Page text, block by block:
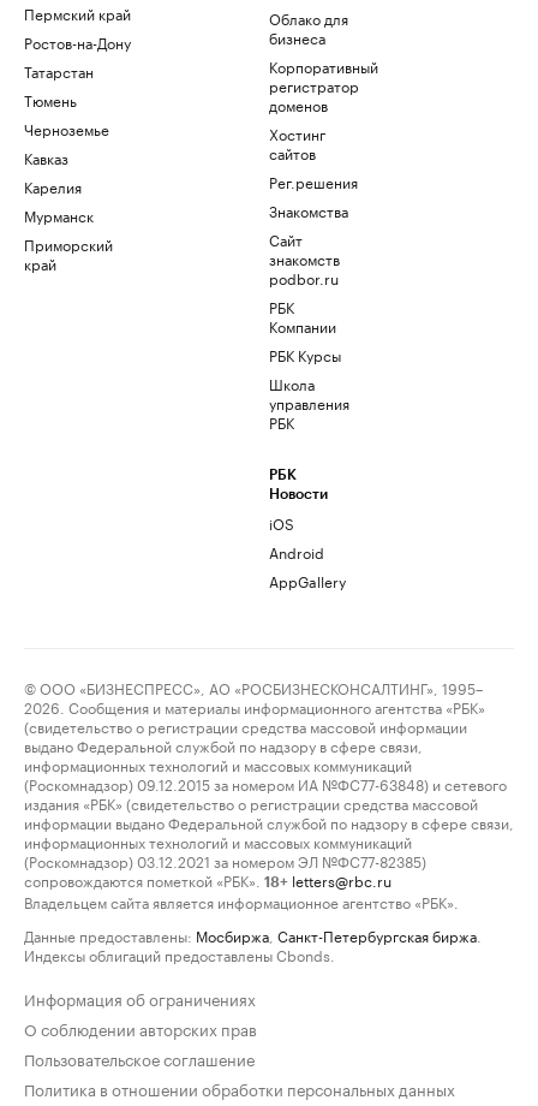
Пермский край
Ростов-на-Дону
Татарстан
Тюмень
Черноземье
Кавказ
Карелия
Мурманск
Приморский
край
Облако для
бизнеса
Корпоративный
регистратор
доменов
Хостинг
сайтов
Рег.решения
Знакомства
Сайт
знакомств
podbor.ru
РБК
Компании
РБК Курсы
Школа
управления
РБК
РБК
Новости
iOS
Android
AppGallery
© ООО «БИЗНЕСПРЕСС», АО «РОСБИЗНЕСКОНСАЛТИНГ», 1995–
2026. Сообщения и материалы информационного агентства «РБК»
(свидетельство о регистрации средства массовой информации
выдано Федеральной службой по надзору в сфере связи,
информационных технологий и массовых коммуникаций
(Роскомнадзор) 09.12.2015 за номером ИА №ФС77-63848) и сетевого
издания «РБК» (свидетельство о регистрации средства массовой
информации выдано Федеральной службой по надзору в сфере связи,
информационных технологий и массовых коммуникаций
(Роскомнадзор) 03.12.2021 за номером ЭЛ №ФС77-82385)
сопровождаются пометкой «РБК».
18+ letters@rbc.ru
Владельцем сайта является информационное агентство «РБК».
Данные предоставлены: Мосбиржа Санкт-Петербургская биржа
Индексы облигаций предоставлены Cbonds.
Информация об ограничениях
О соблюдении авторских прав
Пользовательское соглашение
Политика в отношении обработки персональных данных